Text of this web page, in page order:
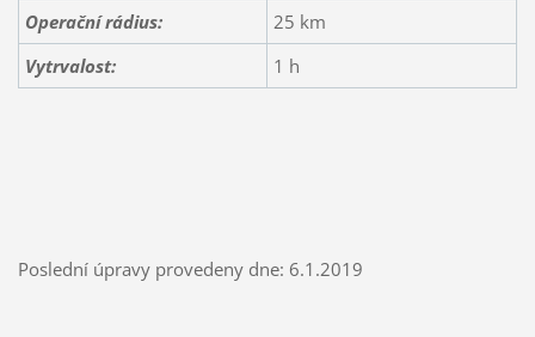
Operační rádius:
25 km
Vytrvalost:
1 h
Poslední úpravy provedeny dne: 6.1.2019